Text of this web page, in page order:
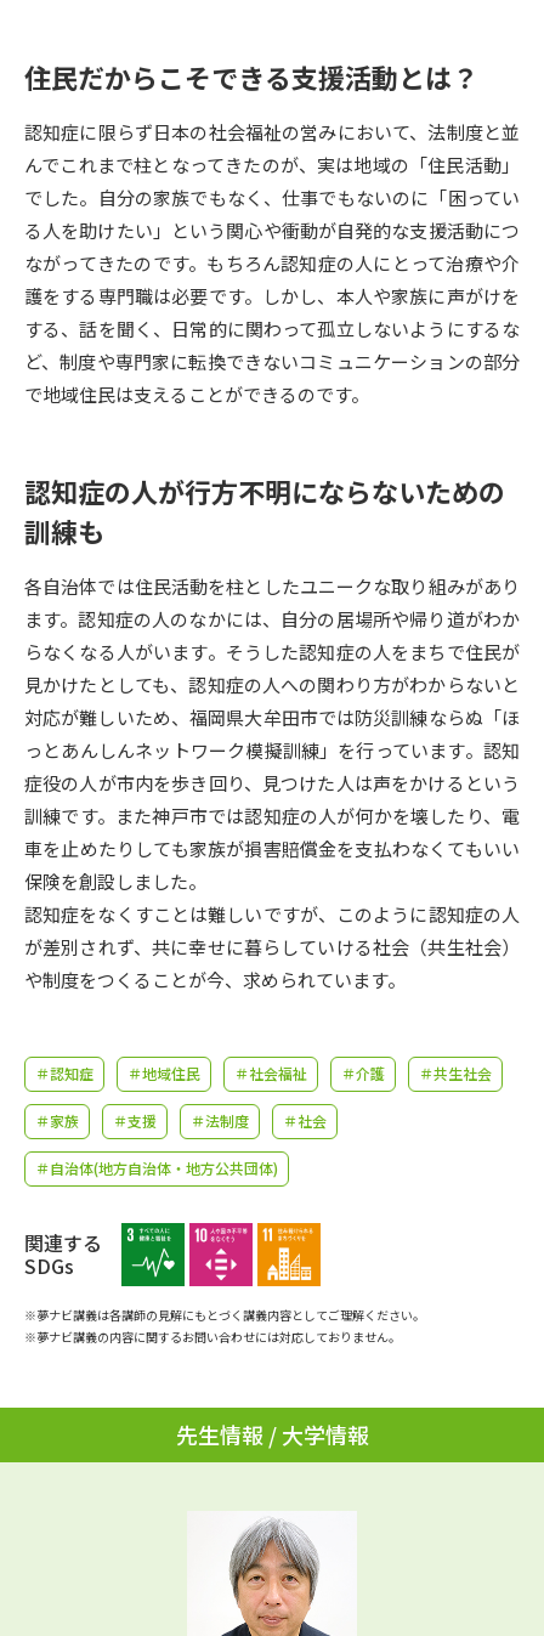
デジタルパンフレット 進路の３択
新学年スタート号特集ページ
（高3生用）
新学年スタート号特集ページ
（高2生用）
SELFBRAND特集ページ
オープンキャンパスなどを調べる
オープンキャンパス検索 実施プログラムから探す
志望校・出願校を調べる
併願校選び 受験スケジュールを立てよう
先輩が入学を決めた理由 テレメール全国一斉進学調査
新生活お役立ちガイド
学問発見 学問検索
学問のミニ講義「夢ナビ講義」 学問分野解説
学問の教科書
ユーザーサポート
個人情報取扱規定
訂正のご案内
住民だからこそできる支援活動とは？
認知症に限らず日本の社会福祉の営みにおいて、法制度と並
んでこれまで柱となってきたのが、実は地域の「住民活動」
でした。自分の家族でもなく、仕事でもないのに「困ってい
る人を助けたい」という関心や衝動が自発的な支援活動につ
ながってきたのです。もちろん認知症の人にとって治療や介
護をする専門職は必要です。しかし、本人や家族に声がけを
する、話を聞く、日常的に関わって孤立しないようにするな
ど、制度や専門家に転換できないコミュニケーションの部分
で地域住民は支えることができるのです。
認知症の人が行方不明にならないための
訓練も
各自治体では住民活動を柱としたユニークな取り組みがあり
ます。認知症の人のなかには、自分の居場所や帰り道がわか
らなくなる人がいます。そうした認知症の人をまちで住民が
見かけたとしても、認知症の人への関わり方がわからないと
対応が難しいため、福岡県大牟田市では防災訓練ならぬ「ほ
っとあんしんネットワーク模擬訓練」を行っています。認知
症役の人が市内を歩き回り、見つけた人は声をかけるという
訓練です。また神戸市では認知症の人が何かを壊したり、電
車を止めたりしても家族が損害賠償金を支払わなくてもいい
保険を創設しました。
認知症をなくすことは難しいですが、このように認知症の人
が差別されず、共に幸せに暮らしていける社会（共生社会）
や制度をつくることが今、求められています。
＃認知症 ＃地域住民 ＃社会福祉 ＃介護 ＃共生社会
＃家族 ＃支援 ＃法制度 ＃社会
＃自治体(地方自治体・地方公共団体)
関連する
SDGs
※夢ナビ講義は各講師の見解にもとづく講義内容としてご理解ください。
※夢ナビ講義の内容に関するお問い合わせには対応しておりません。
先生情報 / 大学情報